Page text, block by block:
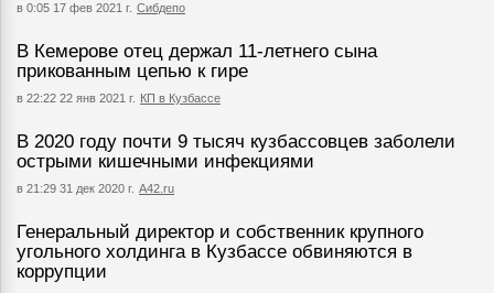
в 0:05 17 фев 2021 г. Сибдепо
В Кемерове отец держал 11-летнего сына
прикованным цепью к гире
в 22:22 22 янв 2021 г. КП в Кузбассе
В 2020 году почти 9 тысяч кузбассовцев заболели
острыми кишечными инфекциями
в 21:29 31 дек 2020 г. А42.ru
Генеральный директор и собственник крупного
угольного холдинга в Кузбассе обвиняются в
коррупции